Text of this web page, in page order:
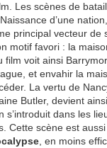
Les scènes de
d’une
principal vecteur de
motif favori : la
film voit ainsi
et envahir la
La vertu de
Butler, devient
s’introduit dans les
Cette scène est
, en moins